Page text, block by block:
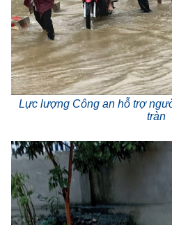
Lực lượng Công an hỗ trợ
tràn